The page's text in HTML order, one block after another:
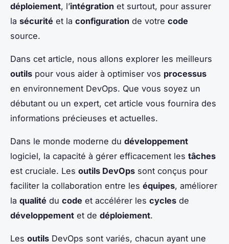
déploiement, l’intégration et surtout, pour assurer
la sécurité et la configuration de votre code
source.
Dans cet article, nous allons explorer les meilleurs
outils pour vous aider à optimiser vos processus
en environnement DevOps. Que vous soyez un
débutant ou un expert, cet article vous fournira des
informations précieuses et actuelles.
Dans le monde moderne du développement
logiciel, la capacité à gérer efficacement les tâches
est cruciale. Les outils DevOps sont conçus pour
faciliter la collaboration entre les équipes, améliorer
la qualité du code et accélérer les cycles de
développement et de déploiement.
Les outils DevOps sont variés, chacun ayant une